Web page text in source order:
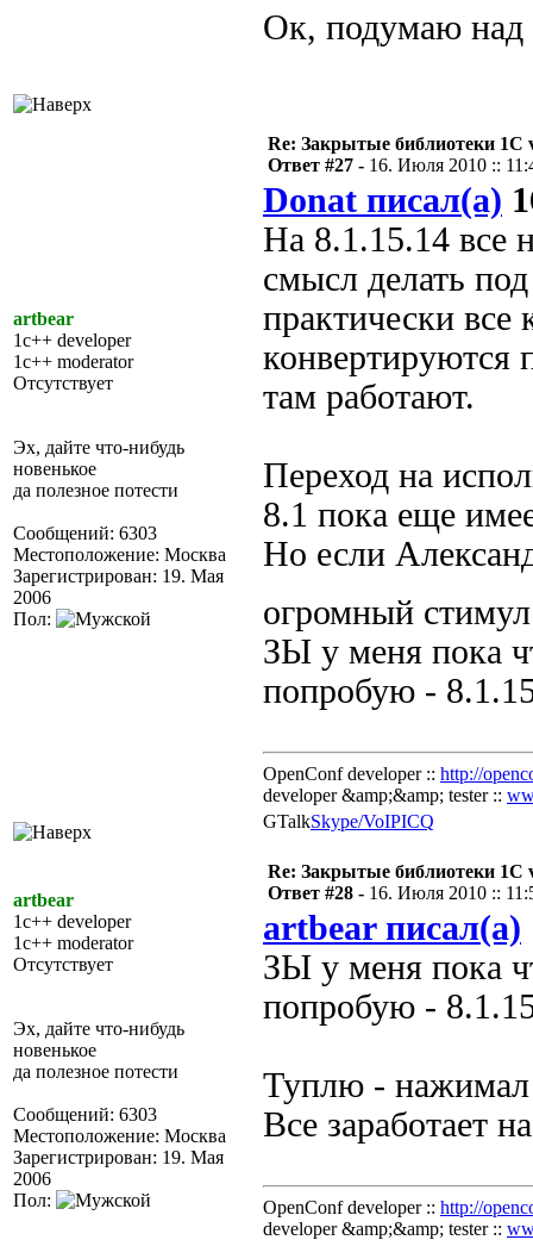
Ок, подумаю над
artbear
1c++ developer
1c++ moderator
Отсутствует
Эх, дайте что-нибудь
новенькое
да полезное потести
Сообщений: 6303
Местоположение: Москва
Зарегистрирован: 19. Мая
2006
Пол:
Re: Закрытые библиотеки 1С
Ответ #27 - 16. Июля 2010 ::
Donat писал(а)
На 8.1.15.14 все
смысл делать
практически
конвертируются
там работают.
Переход на
8.1 пока еще
Но если
огромный
ЗЫ у меня пока
попробую -
OpenConf developer :: http://
developer &amp;&amp; tester ::
GTalkSkype/VoIPICQ
artbear
1c++ developer
1c++ moderator
Отсутствует
Эх, дайте что-нибудь
новенькое
да полезное потести
Сообщений: 6303
Местоположение: Москва
Зарегистрирован: 19. Мая
2006
Пол:
Re: Закрытые библиотеки 1С
Ответ #28 - 16. Июля 2010 ::
artbear писал(а)
ЗЫ у меня пока
попробую -
Туплю -
Все заработает
OpenConf developer :: http://
developer &amp;&amp; tester ::